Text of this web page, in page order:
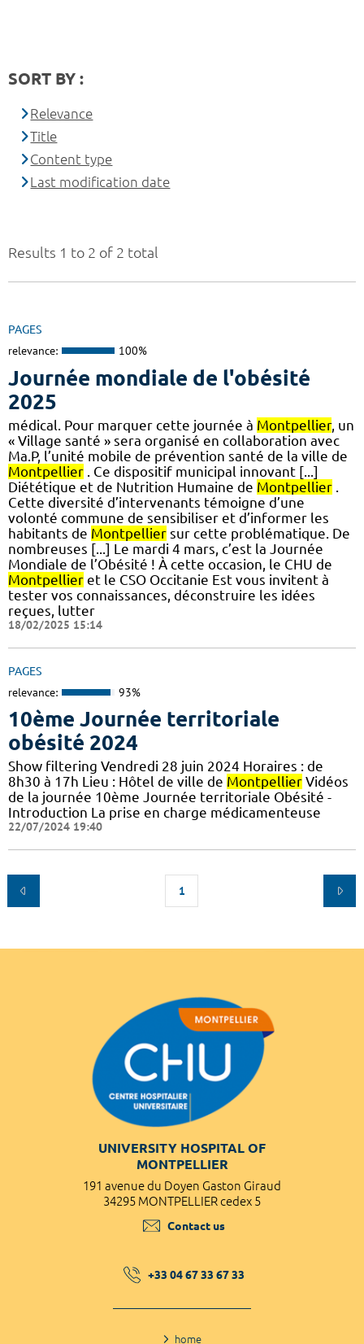
Results 1 to 2 of 2 total
PAGES
relevance: 100%
Journée mondiale de l'obésité
2025
médical. Pour marquer cette journée à Montpellier, un
« Village santé » sera organisé en collaboration avec
Ma.P, l’unité mobile de prévention santé de la ville de
Montpellier . Ce dispositif municipal innovant [...]
Diététique et de Nutrition Humaine de Montpellier
Cette diversité d’intervenants témoigne d’une
volonté commune de sensibiliser et d’informer les
habitants de Montpellier sur cette problématique. De
nombreuses [...] Le mardi 4 mars, c’est la Journée
Mondiale de l’Obésité ! À cette occasion, le CHU de
Montpellier et le CSO Occitanie Est vous invitent à
tester vos connaissances, déconstruire les idées
reçues, lutter
18/02/2025 15:14
PAGES
relevance: 93%
10ème Journée territoriale
obésité 2024
Show filtering Vendredi 28 juin 2024 Horaires : de
8h30 à 17h Lieu : Hôtel de ville de Montpellier Vidéos
de la journée 10ème Journée territoriale Obésité -
Introduction La prise en charge médicamenteuse
22/07/2024 19:40
1
SORT BY :
Relevance
Title
Content type
Last modification date
UNIVERSITY HOSPITAL OF
MONTPELLIER
191 avenue du Doyen Gaston Giraud
34295 MONTPELLIER cedex 5
Contact us
+33 04 67 33 67 33
home